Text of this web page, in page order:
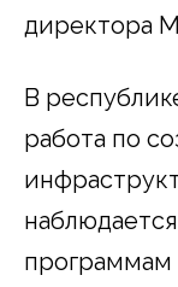
директора
В
работа по
программам